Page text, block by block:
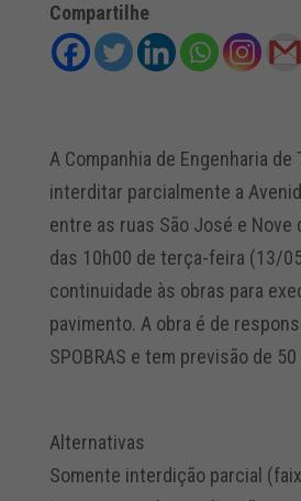
Compartilhe
A Companhia de Engenharia de
interditar parcialmente a
entre as ruas São José e Nove
das 10h00 de terça-feira (13/
continuidade às obras para
pavimento. A obra é de
SPOBRAS e tem previsão de
Alternativas
Somente interdição parcial